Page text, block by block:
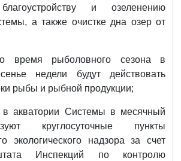
и озеленению
а также очистке дна озер от
время рыболовного сезона в
недели будут действовать
рыбы и рыбной продукции;
в акватории Системы в месячный
круглосуточные пункты
экологического надзора за счет
Инспекций по контролю